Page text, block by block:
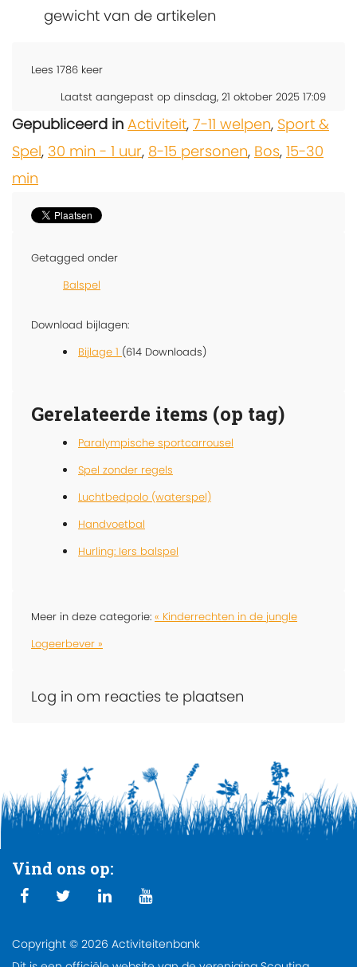
gewicht van de artikelen
Lees 1786 keer
Laatst aangepast op dinsdag, 21 oktober 2025 17:09
Gepubliceerd in Activiteit, 7-11 welpen, Sport &
Spel, 30 min - 1 uur, 8-15 personen, Bos, 15-30
min
Getagged onder
Balspel
Download bijlagen:
Bijlage 1 (614 Downloads)
Gerelateerde items (op tag)
Paralympische sportcarrousel
Spel zonder regels
Luchtbedpolo (waterspel)
Handvoetbal
Hurling: Iers balspel
Meer in deze categorie: « Kinderrechten in de jungle
Logeerbever »
Log in om reacties te plaatsen
Vind ons op:
Copyright © 2026 Activiteitenbank